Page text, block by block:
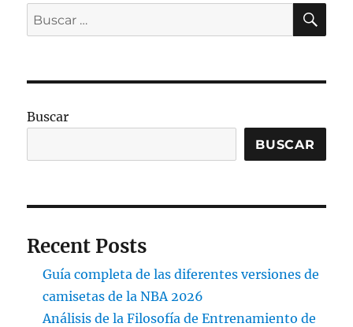
Buscar
por:
Buscar
BUSCAR
Recent Posts
Guía completa de las diferentes versiones de
camisetas de la NBA 2026
Análisis de la Filosofía de Entrenamiento de